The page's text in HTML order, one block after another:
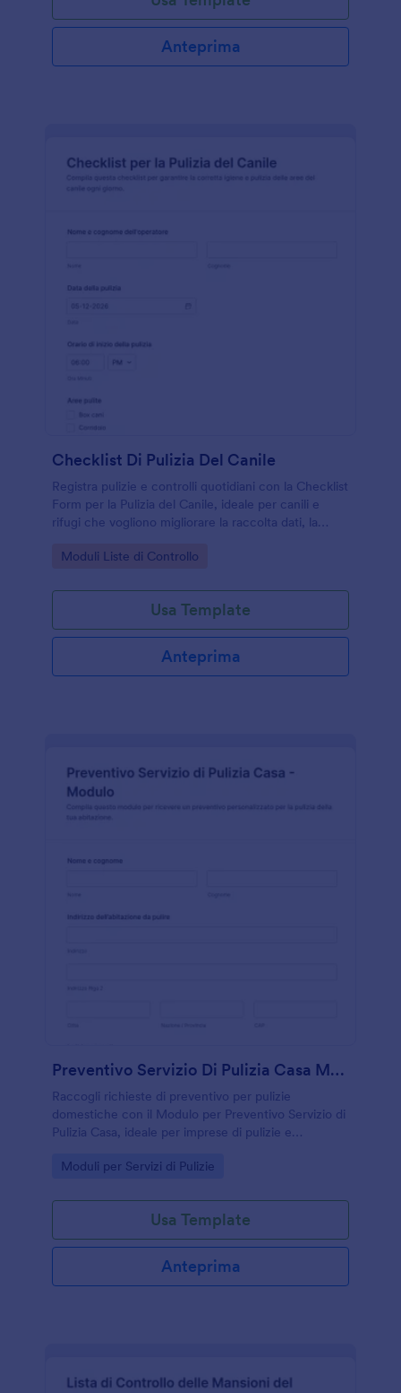
Anteprima
Checklist Di Pulizia Del Canile
Registra pulizie e controlli quotidiani con la Checklist
Form per la Pulizia del Canile, ideale per canili e
rifugi che vogliono migliorare la raccolta dati, la
con Jotform.
Go to Category:
Moduli Liste di Controllo
Usa Template
Anteprima
Preventivo Servizio Di Pulizia Casa Modulo
Raccogli richieste di preventivo per pulizie
domestiche con il Modulo per Preventivo Servizio di
Pulizia Casa, ideale per imprese di pulizie e
le risposte online in modo rapido.
Go to Category:
Moduli per Servizi di Pulizie
Usa Template
Anteprima